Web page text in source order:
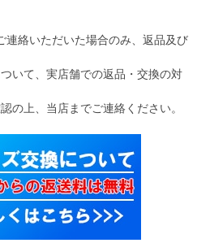
絡いただいた場合のみ、返品及び
いて、実店舗での返品・交換の対
の上、当店までご連絡ください。